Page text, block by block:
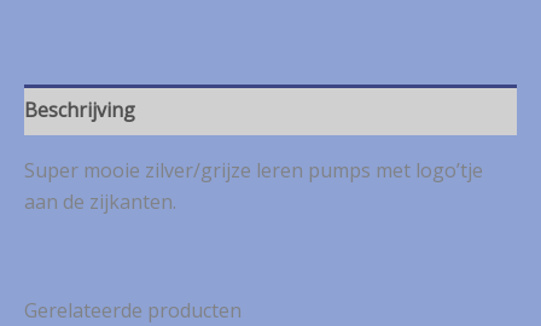
aantal
Beschrijving
Super mooie zilver/grijze leren pumps met logo’tje
aan de zijkanten.
Gerelateerde producten